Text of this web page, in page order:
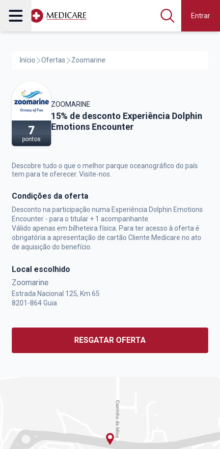
Entrar
Início Ofertas Zoomarine
7
pontos
ZOOMARINE
Zoomarine,
15% de desconto Experiência Dolphin
Emotions Encounter
Descobre tudo o que o melhor parque oceanográfico do país
tem para te oferecer. Visite-nos.
Condições da oferta
Desconto na participação numa Experiência Dolphin Emotions
Encounter - para o titular + 1 acompanhante.
Válido apenas em bilheteira física. Para ter acesso à oferta é
obrigatória a apresentação de cartão Cliente Medicare no ato
de aquisição do benefício.
Local escolhido
Zoomarine
Estrada Nacional 125, Km 65
8201-864Guia
RESGATAR OFERTA